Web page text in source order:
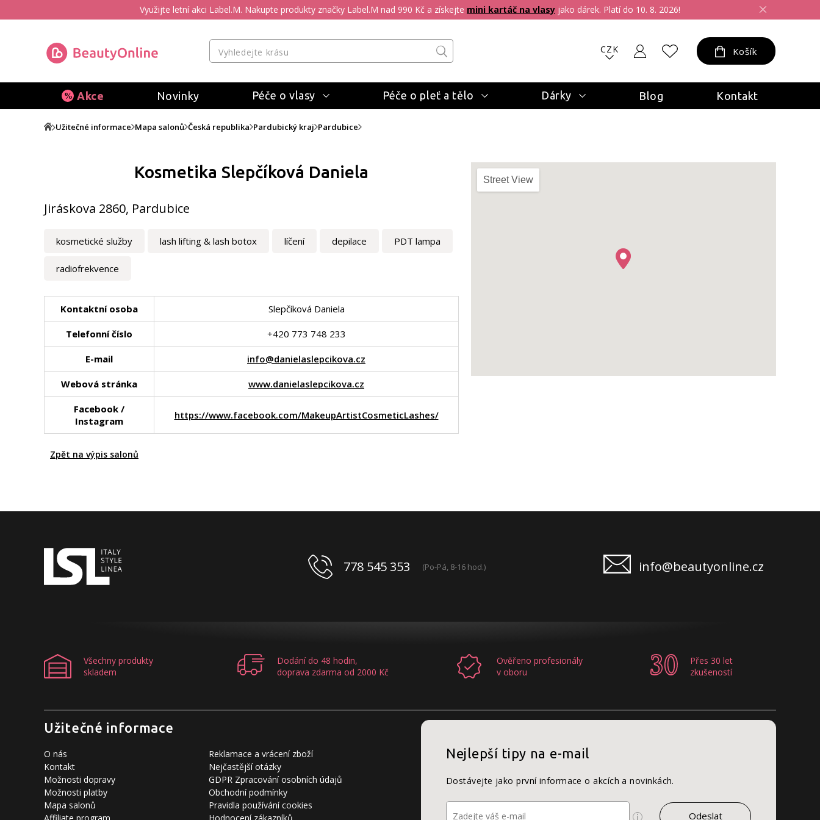
Využijte letní akci Label.M. Nakupte produkty značky Label.M nad 990 Kč a získejte mini kartáč na vlasy jako dárek. Platí do 10. 8. 2026!
CZK Košík
Akce Novinky Péče o vlasy Péče o pleť a tělo Dárky Blog Kontakt
Užitečné informace Mapa salonů Česká republika Pardubický kraj Pardubice
Kosmetika Slepčíková Daniela
Jiráskova 2860, Pardubice
kosmetické služby lash lifting & lash botox líčení depilace PDT lampa
radiofrekvence
Kontaktní osoba Slepčíková Daniela
Telefonní číslo +420 773 748 233
E-mail info@danielaslepcikova.cz
Webová stránka www.danielaslepcikova.cz
Facebook /
Instagram
https://www.facebook.com/MakeupArtistCosmeticLashes/
Street View
Zpět na výpis salonů
778 545 353 (Po-Pá, 8-16 hod.) info@beautyonline.cz
Všechny produkty
skladem
Dodání do 48 hodin,
doprava zdarma od 2000 Kč
Ověřeno profesionály
v oboru
Přes 30 let
zkušeností
Užitečné informace
O nás
Kontakt
Možnosti dopravy
Možnosti platby
Mapa salonů
Reklamace a vrácení zboží
Nejčastější otázky
GDPR Zpracování osobních údajů
Obchodní podmínky
Pravidla používání cookies
Nejlepší tipy na e-mail
Dostávejte jako první informace o akcích a novinkách.